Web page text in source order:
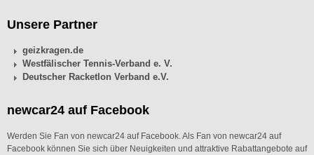
Unsere Partner
geizkragen.de
Westfälischer Tennis-Verband e. V.
Deutscher Racketlon Verband e.V.
newcar24 auf Facebook
Werden Sie Fan von newcar24 auf Facebook. Als Fan von newcar24 auf
Facebook können Sie sich über Neuigkeiten und attraktive Rabattangebote auf